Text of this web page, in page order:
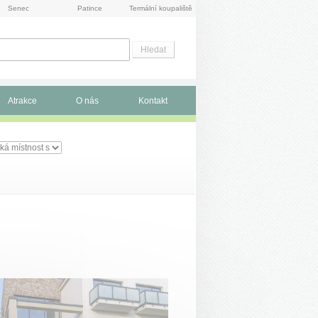
Senec Patince Termální koupaliště
Atrakce O nás Kontakt